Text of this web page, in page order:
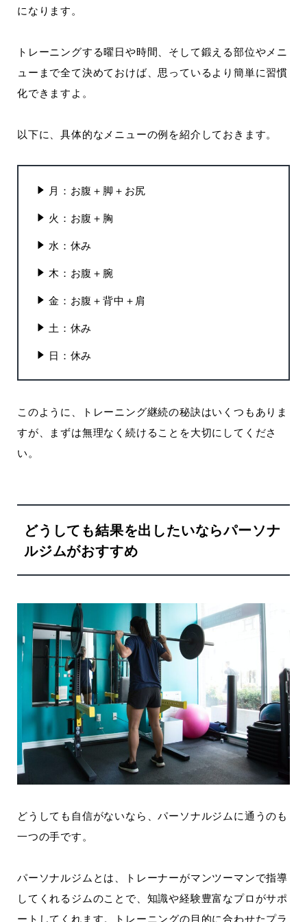
になります。
トレーニングする曜日や時間、そして鍛える部位やメニ
ューまで全て決めておけば、思っているより簡単に習慣
化できますよ。
以下に、具体的なメニューの例を紹介しておきます。
月：お腹＋脚＋お尻
火：お腹＋胸
水：休み
木：お腹＋腕
金：お腹＋背中＋肩
土：休み
日：休み
このように、トレーニング継続の秘訣はいくつもありま
すが、まずは無理なく続けることを大切にしてくださ
い。
どうしても結果を出したいならパーソナ
ルジムがおすすめ
どうしても自信がないなら、パーソナルジムに通うのも
一つの手です。
パーソナルジムとは、トレーナーがマンツーマンで指導
してくれるジムのことで、知識や経験豊富なプロがサポ
ートしてくれます。トレーニングの目的に合わせたプラ